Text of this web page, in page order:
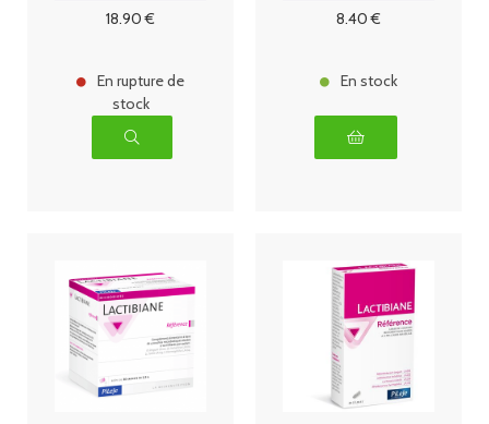
18.90 €
En rupture de
stock
8.40 €
En stock